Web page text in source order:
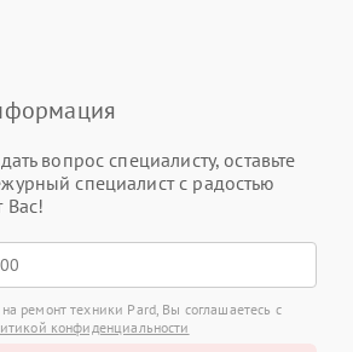
вопрос специалисту, оставьте
специалист с радостью
Вас!
ремонт техники Pard, Вы соглашаетесь с
конфиденциальности